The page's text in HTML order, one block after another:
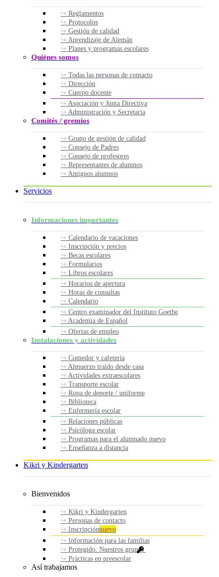
Reglamentos
Protocolos
Gestión de calidad
Aprendizaje de Alemán
Planes y programas escolares
Quiénes somos
Todas las personas de contacto
Dirección
Cuerpo docente
Asociación y Junta Directiva
Administración y Secretaría
Comités / gremios
Grupo de gestión de calidad
Consejo de Padres
Consejo de profesores
Representantes de alumnos
Antiguos alumnos
Servicios
Informaciones importantes
Calendario de vacaciones
Inscripción y precios
Becas escolares
Formularios
Libros escolares
Horarios de apertura
Horas de consultas
Calendario
Centro examinador del Instituto Goethe
Academia de Español
Ofertas de empleo
Instalaciones y actividades
Comedor y cafetería
Almuerzo traído desde casa
Actividades extraescolares
Transporte escolar
Ropa de deporte / uniforme
Biblioteca
Enfermería escolar
Relaciones públicas
Psicóloga escolar
Programas para el alumnado nuevo
Enseñanza a distancia
Kikri y Kindergarten
Bienvenidos
Kikri y Kindergarten
Personas de contacto
Inscripciónnuevo
Información para las familias
Protegido: Nuestros grupos
Prácticas en preescolar
Así trabajamos